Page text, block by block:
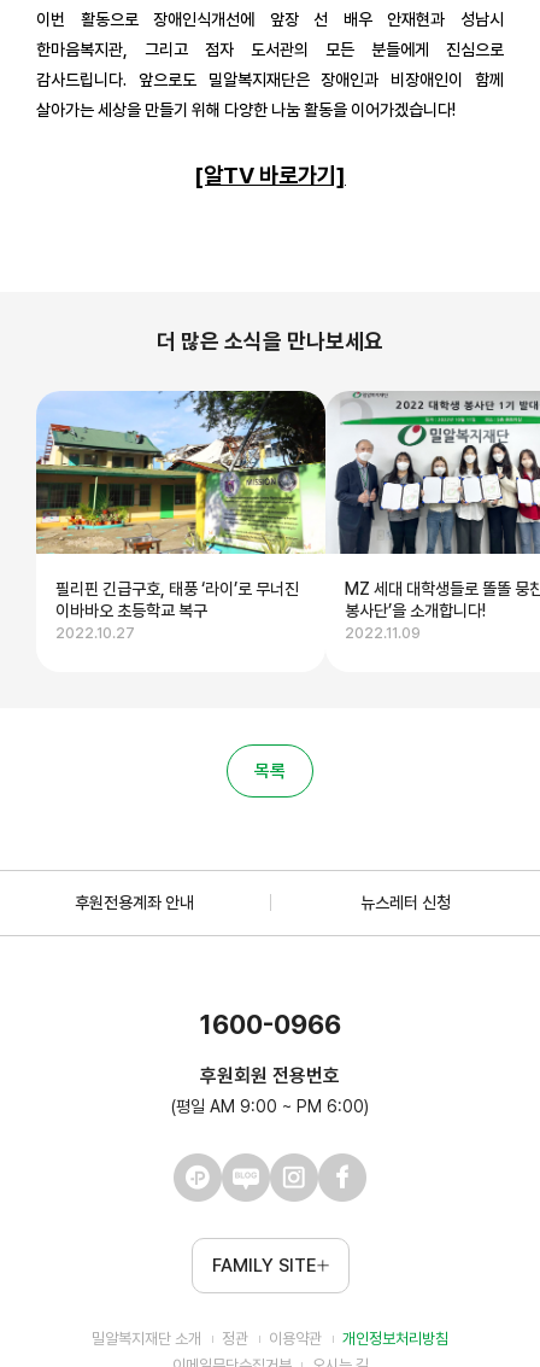
이번 활동으로 장애인식개선에 앞장 선 배우 안재현과 성남시
한마음복지관, 그리고 점자 도서관의 모든 분들에게 진심으로
감사드립니다. 앞으로도 밀알복지재단은 장애인과 비장애인이 함께
살아가는 세상을 만들기 위해 다양한 나눔 활동을 이어가겠습니다!
[알TV 바로가기]
더 많은 소식을 만나보세요
필리핀 긴급구호, 태풍 ‘라이’로 무너진
이바바오 초등학교 복구
2022.10.27
MZ 세대 대학생들로 똘똘 뭉
봉사단’을 소개합니다!
2022.11.09
목록
후원전용계좌 안내 뉴스레터 신청
1600-0966
후원회원 전용번호
(평일 AM 9:00 ~ PM 6:00)
FAMILY SITE
밀알복지재단 소개 정관 이용약관
개인정보처리방침